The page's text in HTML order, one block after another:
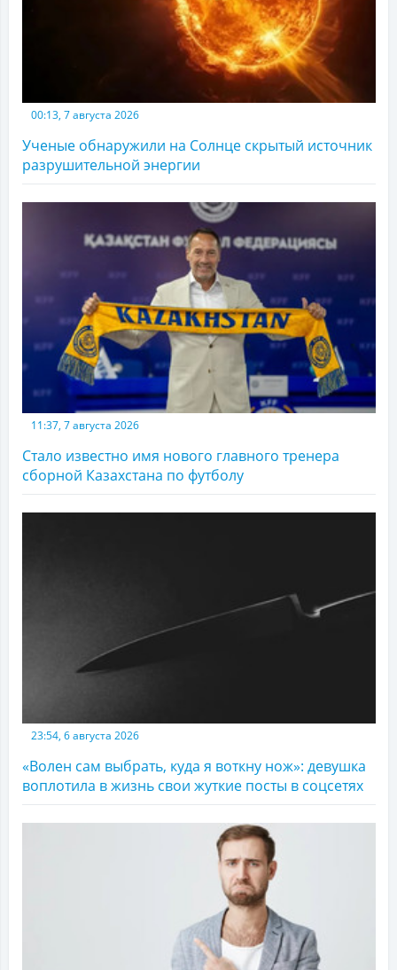
00:13, 7 августа 2026
Ученые обнаружили на Солнце скрытый источник
разрушительной энергии
11:37, 7 августа 2026
Стало известно имя нового главного тренера
сборной Казахстана по футболу
23:54, 6 августа 2026
«Волен сам выбрать, куда я воткну нож»: девушка
воплотила в жизнь свои жуткие посты в соцсетях